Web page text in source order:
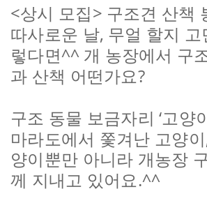
<상시 모집> 구조견 산책
따사로운 날, 무얼 할지 고
렇다면^^ 개 농장에서 구
과 산책 어떤가요?
구조 동물 보금자리‘고양
마라도에서 쫓겨난 고양이
양이뿐만 아니라 개농장
께 지내고 있어요 .^^